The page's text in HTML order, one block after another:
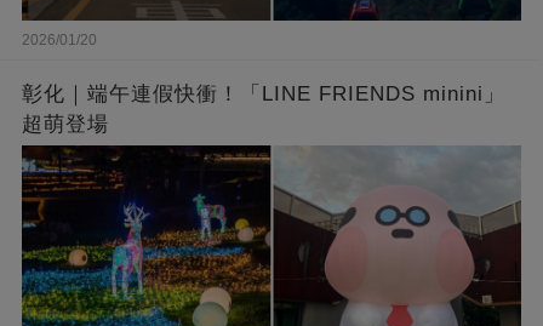
2026/01/20
彰化｜端午連假快衝！「LINE FRIENDS minini」
超萌登場